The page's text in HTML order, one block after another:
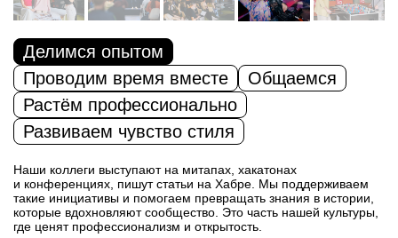
Делимся опытом
Проводим время вместе
Общаемся
Растём профессионально
Развиваем чувство стиля
Наши коллеги выступают на митапах, хакатонах
и конференциях, пишут статьи на Хабре. Мы поддерживаем
такие инициативы и помогаем превращать знания в истории,
которые вдохновляют сообщество. Это часть нашей культуры,
где ценят профессионализм и открытость.